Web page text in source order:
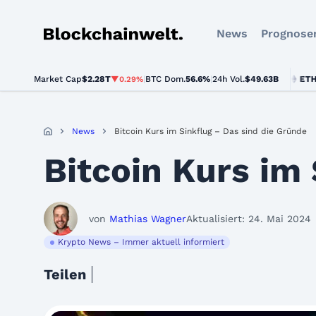
Blockchainwelt News
Market Cap$2.28T▼0.29% BTC Dom.56.6% 24h Vol.$49.63B
BTC$64,318.00▼0.5% ETH
News Bitcoin Kurs im Sinkflug – Das sind die Gründe
Bitcoin Kurs im
von Mathias WagnerAktualisiert: 24. Mai 2024
Krypto News – Immer aktuell informiert
Teilen